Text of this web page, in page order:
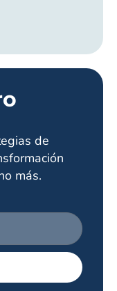
de
más.